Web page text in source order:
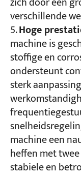
verschillende
Hoge
machine is
stoffige en
ondersteunt
sterk
machine een
heffen met
stabiele en